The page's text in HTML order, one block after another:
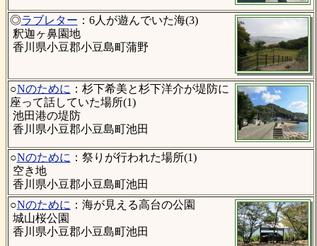
◎ラブレター ：6人が遊んでいた海(3)
釈迦ヶ鼻園地
香川県小豆郡小豆島町蒲野
○Nのために ：杉下希美と杉下洋介が堤防に
座って話していた場所(1)
池田港の堤防
香川県小豆郡小豆島町池田
○Nのために ：祭りが行われた場所(1)
空き地
香川県小豆郡小豆島町池田
○Nのために ：海が見える高台の公園
城山桜公園
香川県小豆郡小豆島町池田